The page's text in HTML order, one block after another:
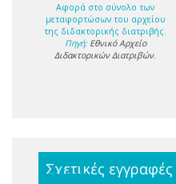
Αφορά στο σύνολο των
μεταφορτώσων του αρχείου
της διδακτορικής διατριβής.
Πηγή: Εθνικό Αρχείο
Διδακτορικών Διατριβών.
Σχετικές εγγραφές